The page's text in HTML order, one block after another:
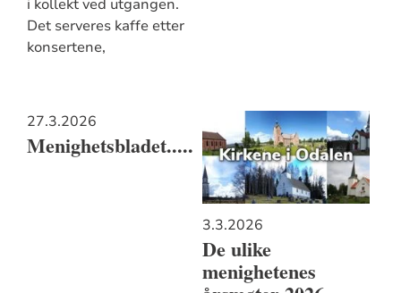
i kollekt ved utgangen.
Det serveres kaffe etter
konsertene,
27.3.2026
Menighetsbladet.....
3.3.2026
De ulike
menighetenes